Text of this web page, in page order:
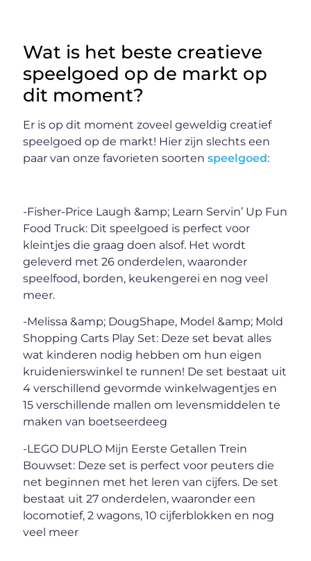
Wat is het beste creatieve
speelgoed op de markt op
dit moment?
Er is op dit moment zoveel geweldig creatief
speelgoed op de markt! Hier zijn slechts een
paar van onze favorieten soortenspeelgoed:
-Fisher-Price Laugh &amp; Learn Servin’ Up Fun
Food Truck: Dit speelgoed is perfect voor
kleintjes die graag doen alsof. Het wordt
geleverd met 26 onderdelen, waaronder
speelfood, borden, keukengerei en nog veel
meer.
-Melissa &amp; DougShape, Model &amp; Mold
Shopping Carts Play Set: Deze set bevat alles
wat kinderen nodig hebben om hun eigen
kruidenierswinkel te runnen! De set bestaat uit
4 verschillend gevormde winkelwagentjes en
15 verschillende mallen om levensmiddelen te
maken van boetseerdeeg
-LEGO DUPLO Mijn Eerste Getallen Trein
Bouwset: Deze set is perfect voor peuters die
net beginnen met het leren van cijfers. De set
bestaat uit 27 onderdelen, waaronder een
locomotief, 2 wagons, 10 cijferblokken en nog
veel meer